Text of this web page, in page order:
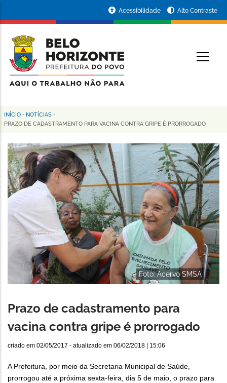
conteúdo
principal
da
Prefeitura
de
Horizonte
Acessibilidade Alto Contraste
Trilha
navegação
INÍCIO - NOTÍCIAS -
PRAZO DE CADASTRAMENTO PARA VACINA CONTRA GRIPE É PRORROGADO
Foto: Acervo SMSA
Prazo de cadastramento para
vacina contra gripe é prorrogado
criado em 02/05/2017 - atualizado em 06/02/2018 | 15:06
A Prefeitura, por meio da Secretaria Municipal de Saúde,
prorrogou até a próxima sexta-feira, dia 5 de maio, o prazo para